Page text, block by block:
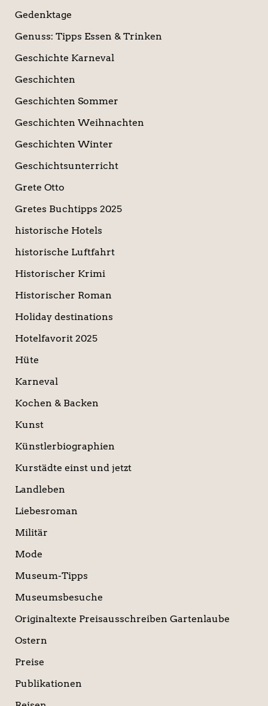
Gedenktage
Genuss: Tipps Essen & Trinken
Geschichte Karneval
Geschichten
Geschichten Sommer
Geschichten Weihnachten
Geschichten Winter
Geschichtsunterricht
Grete Otto
Gretes Buchtipps 2025
historische Hotels
historische Luftfahrt
Historischer Krimi
Historischer Roman
Holiday destinations
Hotelfavorit 2025
Hüte
Karneval
Kochen & Backen
Kunst
Künstlerbiographien
Kurstädte einst und jetzt
Landleben
Liebesroman
Militär
Mode
Museum-Tipps
Museumsbesuche
Originaltexte Preisausschreiben Gartenlaube
Ostern
Preise
Publikationen